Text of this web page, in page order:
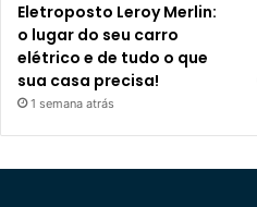
Eletroposto Leroy Merlin:
o lugar do seu carro
elétrico e de tudo o que
sua casa precisa!
1 semana atrás